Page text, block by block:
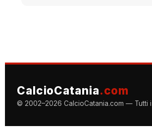
CalcioCatania.com
© 2002–2026 CalcioCatania.com — Tutti i